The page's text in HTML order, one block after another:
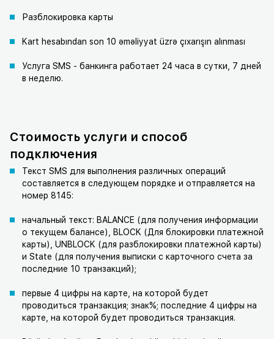
Разблокировка карты
Kart hesabından son 10 əməliyyat üzrə çıxarışın alınması
Услуга SMS - банкинга работает 24 часа в сутки, 7 дней
в неделю.
Стоимость услуги и способ
подключения
Текст SMS для выполнения различных операций
составляется в следующем порядке и отправляется на
номер 8145:
начальный текст: BALANCE (для получения информации
о текущем балансе), BLOCK (Для блокировки платежной
карты), UNBLOCK (для разблокировки платежной карты)
и State (для получения выписки с карточного счета за
последние 10 транзакций);
первые 4 цифры на карте, на которой будет
проводиться транзакция; знак%; последние 4 цифры на
карте, на которой будет проводиться транзакция.